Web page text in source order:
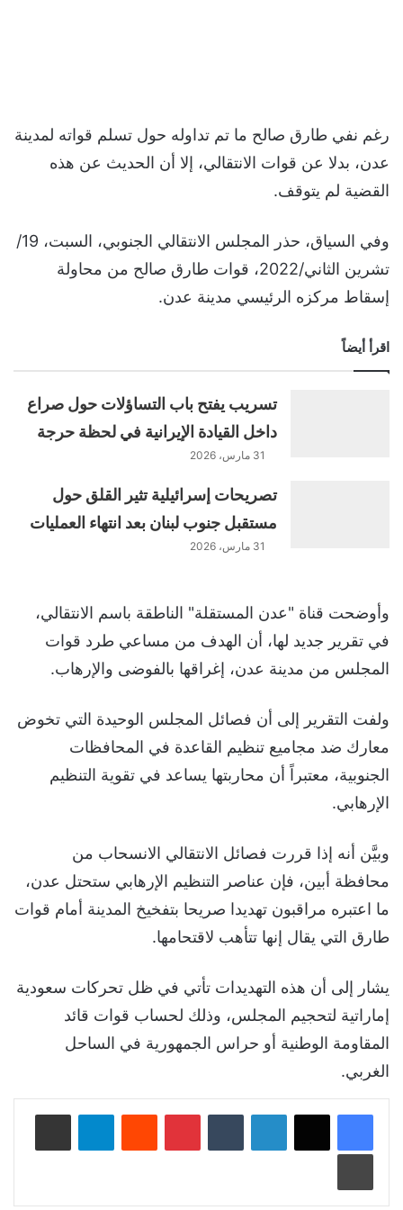
رغم نفي طارق صالح ما تم تداوله حول تسلم قواته لمدينة
عدن، بدلا عن قوات الانتقالي، إلا أن الحديث عن هذه
القضية لم يتوقف.
وفي السياق، حذر المجلس الانتقالي الجنوبي، السبت، 19/
تشرين الثاني/2022، قوات طارق صالح من محاولة
إسقاط مركزه الرئيسي مدينة عدن.
اقرأ أيضاً
تسريب يفتح باب التساؤلات حول صراع
داخل القيادة الإيرانية في لحظة حرجة
31 مارس، 2026
تصريحات إسرائيلية تثير القلق حول
مستقبل جنوب لبنان بعد انتهاء العمليات
31 مارس، 2026
وأوضحت قناة "عدن المستقلة" الناطقة باسم الانتقالي،
في تقرير جديد لها، أن الهدف من مساعي طرد قوات
المجلس من مدينة عدن، إغراقها بالفوضى والإرهاب.
ولفت التقرير إلى أن فصائل المجلس الوحيدة التي تخوض
معارك ضد مجاميع تنظيم القاعدة في المحافظات
الجنوبية، معتبراً أن محاربتها يساعد في تقوية التنظيم
الإرهابي.
وبيَّن أنه إذا قررت فصائل الانتقالي الانسحاب من
محافظة أبين، فإن عناصر التنظيم الإرهابي ستحتل عدن،
ما اعتبره مراقبون تهديدا صريحا بتفخيخ المدينة أمام قوات
طارق التي يقال إنها تتأهب لاقتحامها.
يشار إلى أن هذه التهديدات تأتي في ظل تحركات سعودية
إماراتية لتحجيم المجلس، وذلك لحساب قوات قائد
المقاومة الوطنية أو حراس الجمهورية في الساحل
الغربي.
لينكدإن بينتيريست